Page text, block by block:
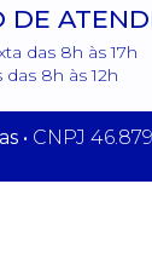
DE
das 8h às 17h
8h às 12h
•CNPJ